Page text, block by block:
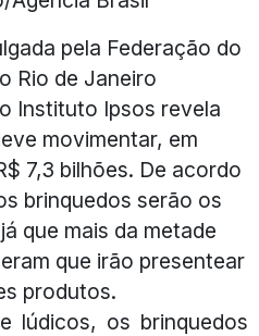
pela Federação do
Rio de Janeiro
Instituto Ipsos revela
movimentar, em
7,3 bilhões. De acordo
brinquedos serão os
que mais da metade
que irão presentear
produtos.
lúdicos, os brinquedos